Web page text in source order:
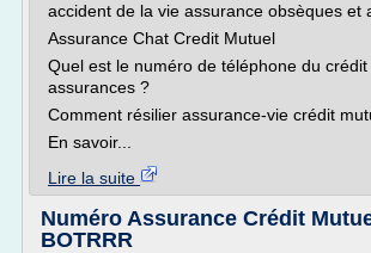
accident de la vie assurance obsèques et
Assurance Chat Credit Mutuel
Quel est le numéro de téléphone du
assurances ?
Comment résilier assurance-vie crédit
En savoir...
Lire la suite
Numéro Assurance Crédit
BOTRRR